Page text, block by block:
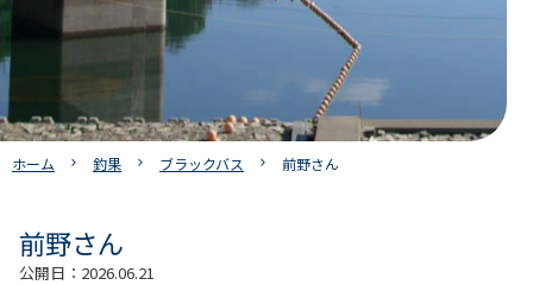
ホーム 釣果 ブラックバス 前野さん
前野さん
公開日： 2026.06.21